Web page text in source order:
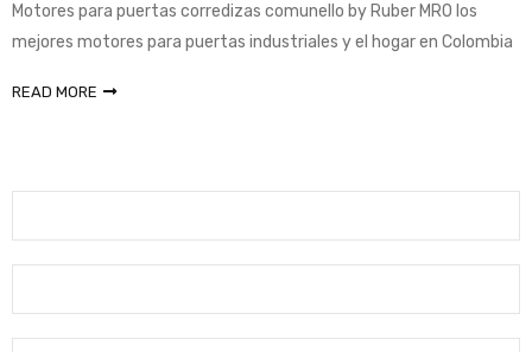
Motores para puertas corredizas comunello by Ruber MRO los
mejores motores para puertas industriales y el hogar en Colombia
READ MORE